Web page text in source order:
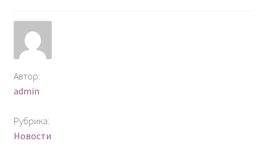
Автор:
admin
Рубрика:
Новости